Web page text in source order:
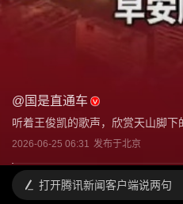
@ 国是直通车
听着王俊凯的歌声，欣赏天山脚下
2026-06-25 06:31 发布于北京
打开腾讯新闻客户端说两句